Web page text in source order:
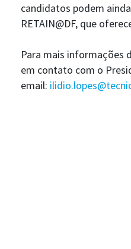
candidatos podem
RETAIN@DF, que
Para mais informações
em contato com o
email: